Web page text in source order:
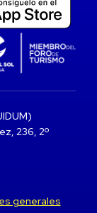
236, 2º
generales